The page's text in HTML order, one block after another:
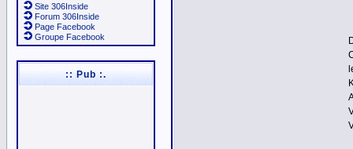
Site 306Inside
Forum 306Inside
Page Facebook
Groupe Facebook
:: Pub :.